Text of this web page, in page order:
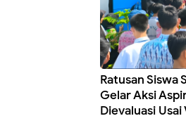
Ratusan Siswa
Gelar Aksi
Dievaluasi Usai